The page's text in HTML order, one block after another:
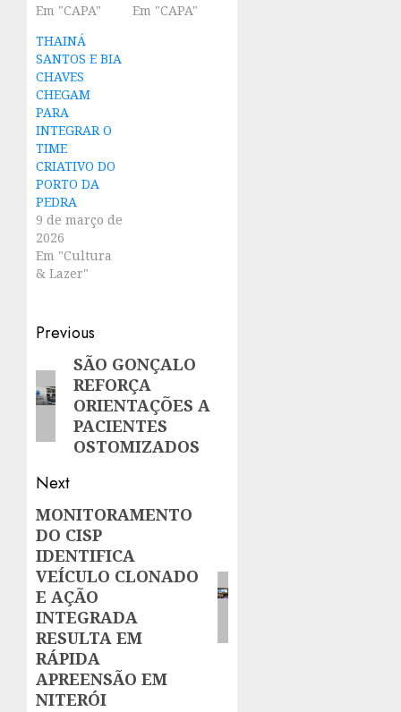
Em "CAPA"
Em "CAPA"
THAINÁ
SANTOS E BIA
CHAVES
CHEGAM
PARA
INTEGRAR O
TIME
CRIATIVO DO
PORTO DA
PEDRA
9 de março de
2026
Em "Cultura
& Lazer"
Post
navigation
Previous
Previous
post:
SÃO GONÇALO
REFORÇA
ORIENTAÇÕES A
PACIENTES
OSTOMIZADOS
Next
Next
post:
MONITORAMENTO
DO CISP
IDENTIFICA
VEÍCULO CLONADO
E AÇÃO
INTEGRADA
RESULTA EM
RÁPIDA
APREENSÃO EM
NITERÓI